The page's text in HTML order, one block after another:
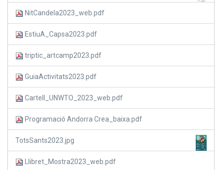
NitCandela2023_web.pdf
EstiuA_Capsa2023.pdf
triptic_artcamp2023.pdf
GuiaActivitats2023.pdf
Cartell_UNWTO_2023_web.pdf
Programació Andorra Crea_baixa.pdf
TotsSants2023.jpg
Llibret_Mostra2023_web.pdf